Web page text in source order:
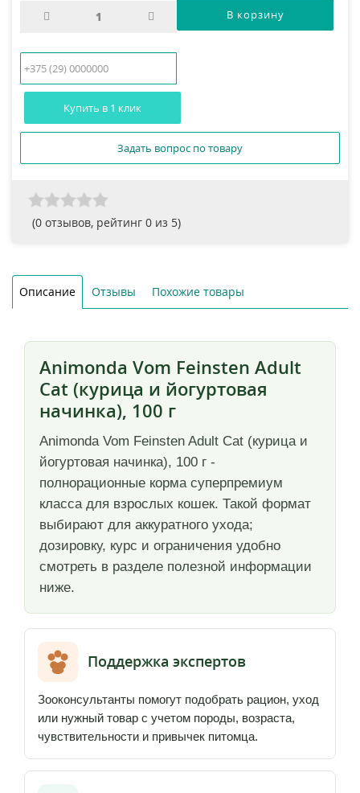
Купить в 1 клик
Задать вопрос по товару
(0 отзывов, рейтинг 0 из 5)
Описание Отзывы Похожие товары
Animonda Vom Feinsten Adult
Cat (курица и йогуртовая
начинка), 100 г
Animonda Vom Feinsten Adult Cat (курица и
йогуртовая начинка), 100 г -
полнорационные корма суперпремиум
класса для взрослых кошек. Такой формат
выбирают для аккуратного ухода;
дозировку, курс и ограничения удобно
смотреть в разделе полезной информации
ниже.
Поддержка экспертов
Зооконсультанты помогут подобрать рацион, уход
или нужный товар с учетом породы, возраста,
чувствительности и привычек питомца.